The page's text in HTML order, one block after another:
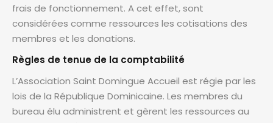
frais de fonctionnement. A cet effet, sont
considérées comme ressources les cotisations des
membres et les donations.
Règles de tenue de la comptabilité
L’Association Saint Domingue Accueil est régie par les
lois de la République Dominicaine. Les membres du
bureau élu administrent et gèrent les ressources au